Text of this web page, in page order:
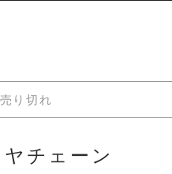
SUV車用）S80の数
クロスS（SUV車用
売り切れ
チェーン